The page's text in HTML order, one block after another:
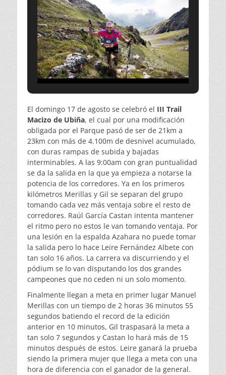
El domingo 17 de agosto se celebró el III Trail
Macizo de Ubiña, el cual por una modificación
obligada por el Parque pasó de ser de 21km a
23km con más de 4.100m de desnivel acumulado,
con duras rampas de subida y bajadas
interminables. A las 9:00am con gran puntualidad
se da la salida en la que ya empieza a notarse la
potencia de los corredores. Ya en los primeros
kilómetros Merillas y Gil se separan del grupo
tomando cada vez más ventaja sobre el resto de
corredores. Raúl García Castan intenta mantener
el ritmo pero no estos le van tomando ventaja. Por
una lesión en la espalda Azahara no puede tomar
la salida pero lo hace Leire Fernández Albete con
tan solo 16 años. La carrera va discurriendo y el
pódium se lo van disputando los dos grandes
campeones que no ceden ni un solo momento.
Finalmente llegan a meta en primer lugar Manuel
Merillas con un tiempo de 2 horas 36 minutos 55
segundos batiendo el record de la edición
anterior en 10 minutos, Gil traspasará la meta a
tan solo 7 segundos y Castan lo hará más de 15
minutos después de estos. Leire ganará la prueba
siendo la primera mujer que llega a meta con una
hora de diferencia con el ganador de la general.